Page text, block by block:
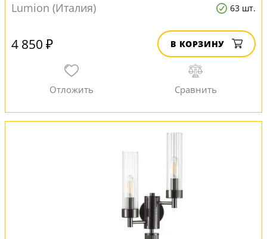
Lumion (Италия) 63 шт.
4 850 ₽ В КОРЗИНУ